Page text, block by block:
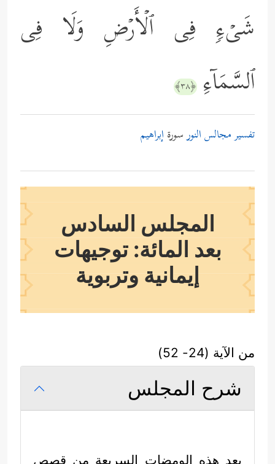
شَیۡءࣲ فِی ٱلۡأَرۡضِ وَلَا فِی
ٱلسَّمَاۤءِ ﴿٣٨﴾
تفسير مجالس النورسورة إبراهيم
المجلس السادس
بعد المائة: توجيهات
إيمانية وتربوية
من الآية (24- 52)
شرح المجلس
بعد هذه الومضات السريعة من قصص